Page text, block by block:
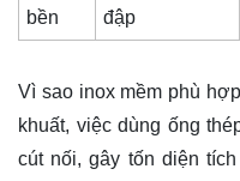
bền
đập
Vì sao inox mềm phù
khuất, việc dùng ống
cút nối, gây tốn diện